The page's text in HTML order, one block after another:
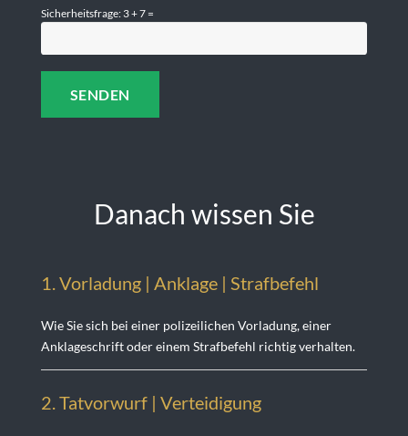
Sicherheitsfrage: 3 + 7 =
Danach wissen Sie
1. Vorladung | Anklage | Strafbefehl
Wie Sie sich bei einer polizeilichen Vorladung, einer
Anklageschrift oder einem Strafbefehl richtig verhalten.
2. Tatvorwurf | Verteidigung